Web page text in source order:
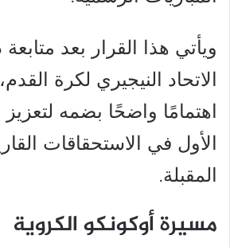
ويأتي هذا القرار بعد
الاتحاد النيجيري لكرة
اهتمامًا واضحًا بضمه
الأول في الاستحقاقات
المقبلة.
مسيرة أوكونكو الكروية